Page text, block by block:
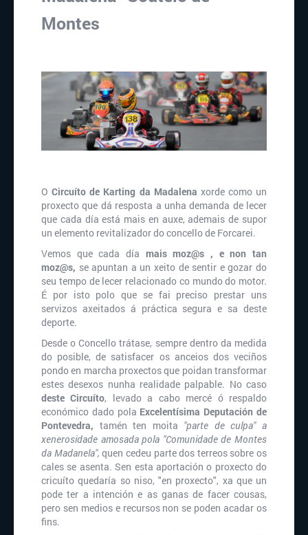
Montes
OCircuíto de Karting da Madalena xorde como un
proxecto que dá resposta a unha demanda de lecer
que cada día está mais en auxe, ademais de supor
un elemento revitalizador do concello de Forcarei.
Vemos que cada día mais moz@s , e non tan
moz@s, se apuntan a un xeito de sentir e gozar do
seu tempo de lecer relacionado co mundo do motor.
É por isto polo que se fai preciso prestar uns
servizos axeitados á práctica segura e sa deste
deporte.
Desde o Concello trátase, sempre dentro da medida
do posible, de satisfacer os anceios dos veciños
pondo en marcha proxectos que poidan transformar
estes desexos nunha realidade palpable. No caso
deste Circuíto, levado a cabo mercé ó respaldo
económico dado pola Excelentísima Deputación de
Pontevedra, tamén ten moita "parte de culpa" a
xenerosidade amosada pola "Comunidade de Montes
da Madanela", quen cedeu parte dos terreos sobre os
cales se asenta. Sen esta aportación o proxecto do
cricuíto quedaría so niso, "en proxecto", xa que un
pode ter a intención e as ganas de facer cousas,
pero sen medios e recursos non se poden acadar os
fins.